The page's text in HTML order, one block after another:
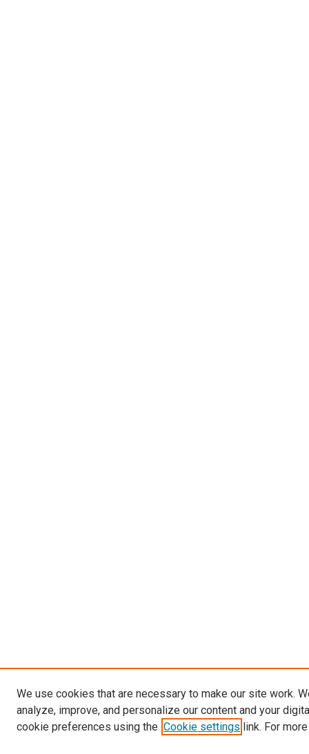
We use cookies that are necessary to make our site work.
analyze, improve, and personalize our content and your
cookie preferences using the Cookie settings link. For